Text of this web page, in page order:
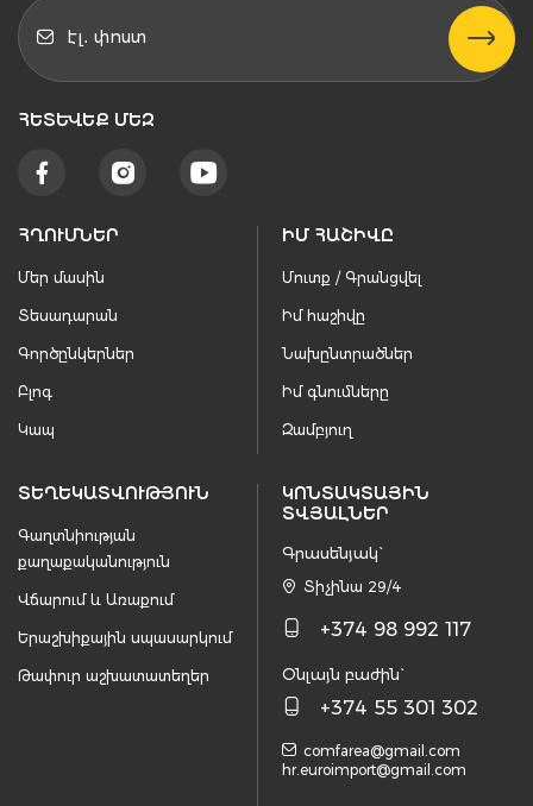
ՀԵՏԵՒԵՔ ՄԵԶ
ՀՂՈՒՄՆԵՐ
Մեր մասին
Տեսադարան
Գործընկերներ
Բլոգ
Կապ
ԻՄ ՀԱՇԻՎԸ
Մուտք / Գրանցվել
Իմ հաշիվը
Նախընտրածներ
Իմ գնումները
Զամբյուղ
ՏԵՂԵԿԱՏՎՈՒԹՅՈՒՆ
Գաղտնիության
քաղաքականություն
Վճարում և Առաքում
Երաշխիքային սպասարկում
Թափուր աշխատատեղեր
ԿՈՆՏԱԿՏԱՅԻՆ
ՏՎՅԱԼՆԵՐ
Գրասենյակ`
Տիչինա 29/4
+374 98 992 117
Օնլայն բաժին`
+374 55 301 302
comfarea@gmail.com
hr.euroimport@gmail.com